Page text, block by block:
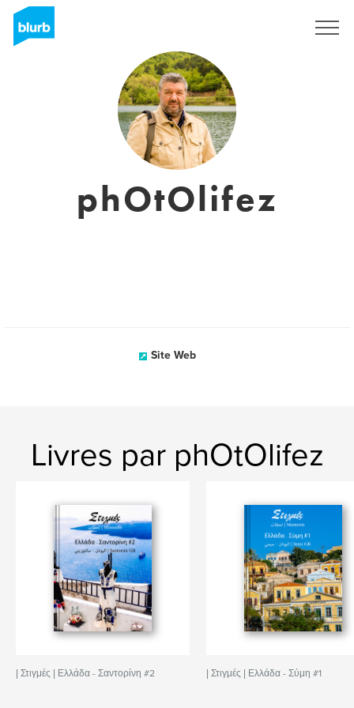
phOtOlifez
Site Web
Livres par phOtOlifez
| Στιγμές | Ελλάδα - Σαντορίνη #2 | Στιγμές | Ελλάδα - Σύμη #1